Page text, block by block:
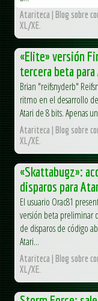
Atariteca | Blog sobre
XL/XE.
«Elite» versión
tercera beta
Brian "reifsnyderb"
ritmo en el desarrollo
Atari de 8 bits. Apenas
Atariteca | Blog sobre
XL/XE.
«Skattabugz»:
disparos para
El usuario Orac81
versión beta preliminar
de disparos de código
Atari...
Atariteca | Blog sobre
XL/XE.